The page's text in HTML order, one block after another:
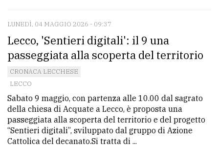
LUNEDÌ, 04 MAGGIO 2026 - 09:37
Lecco, 'Sentieri digitali': il 9 una
passeggiata alla scoperta del territorio
CRONACA LECCHESE
LECCO
Sabato 9 maggio, con partenza alle 10.00 dal sagrato
della chiesa di Acquate a Lecco, è proposta una
passeggiata alla scoperta del territorio e del progetto
“Sentieri digitali”, sviluppato dal gruppo di Azione
Cattolica del decanato.Si tratta di ...